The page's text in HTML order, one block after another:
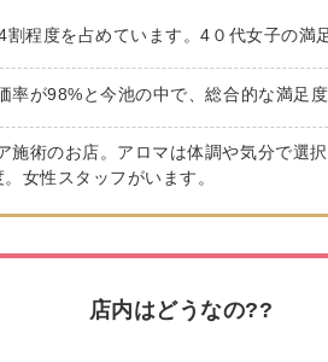
程度を占めています。4０代女子の満
率が98%と今池の中で、総合的な満足
施術のお店。アロマは体調や気分で選
女性スタッフがいます。
店内はどうなの??